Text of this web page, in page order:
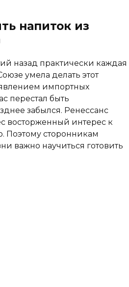
напиток из
назад практически каждая
умела делать этот
импортных
перестал быть
забылся. Ренессанс
восторженный интерес к
Поэтому сторонникам
важно научиться готовить